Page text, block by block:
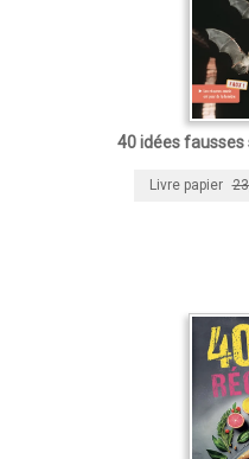
40 idées fausses
Livre papier